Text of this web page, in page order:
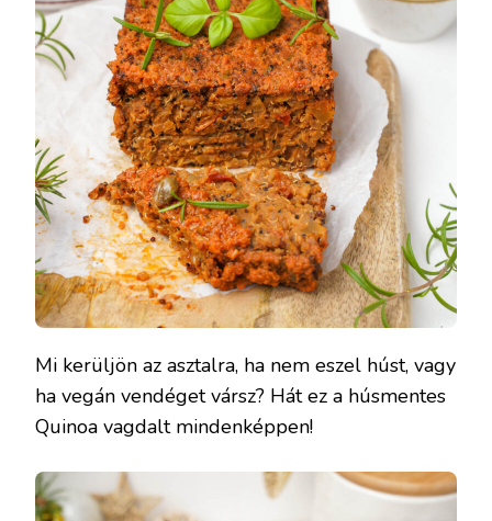
Mi kerüljön az asztalra, ha nem eszel húst, vagy
ha vegán vendéget vársz? Hát ez a húsmentes
Quinoa vagdalt mindenképpen!